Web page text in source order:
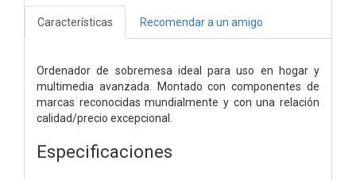
Características Recomendar a un amigo
Ordenador de sobremesa ideal para uso en hogar y
multimedia avanzada. Montado con componentes de
marcas reconocidas mundialmente y con una relación
calidad/precio excepcional.
Especificaciones